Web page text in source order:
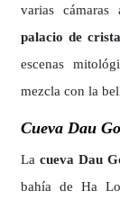
varias
palacio de
escenas
mezcla con la
Cueva Dau Go
Lacueva Dau
bahía de Ha